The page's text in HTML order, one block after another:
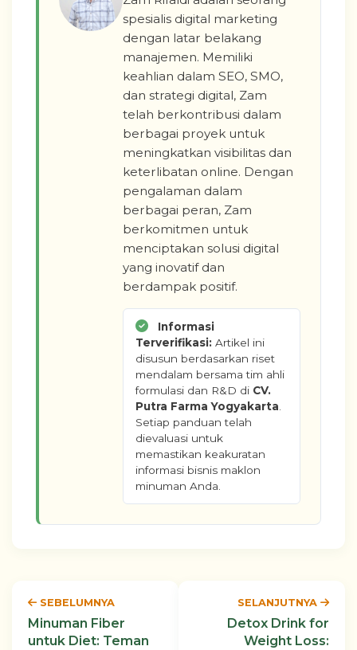
spesialis digital marketing
dengan latar belakang
manajemen. Memiliki
keahlian dalam SEO, SMO,
dan strategi digital, Zam
telah berkontribusi dalam
berbagai proyek untuk
meningkatkan visibilitas dan
keterlibatan online. Dengan
pengalaman dalam
berbagai peran, Zam
berkomitmen untuk
menciptakan solusi digital
yang inovatif dan
berdampak positif.
Informasi
Terverifikasi: Artikel ini
disusun berdasarkan riset
mendalam bersama tim ahli
formulasi dan R&D di CV.
Putra Farma Yogyakarta.
Setiap panduan telah
dievaluasi untuk
memastikan keakuratan
informasi bisnis maklon
minuman Anda.
SEBELUMNYA
Minuman Fiber
untuk Diet: Teman
SELANJUTNYA
Detox Drink for
Weight Loss: